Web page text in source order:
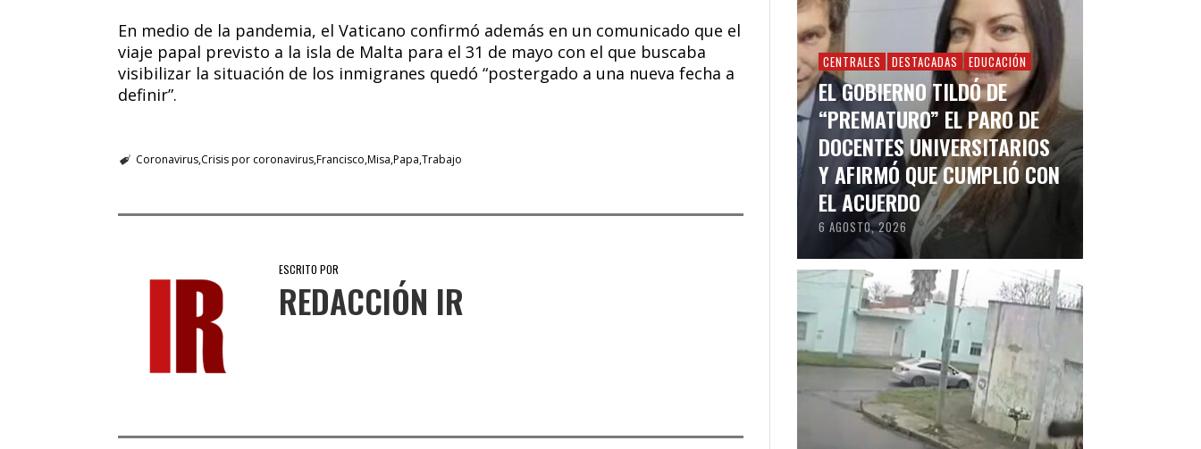
En medio de la pandemia, el Vaticano confirmó además en un comunicado que el
viaje papal previsto a la isla de Malta para el 31 de mayo con el que buscaba
visibilizar la situación de los inmigranes quedó “postergado a una nueva fecha a
definir”.
CoronavirusCrisis por coronavirusFrancisco Misa Papa Trabajo
ESCRITO POR
REDACCIÓN IR
CENTRALES DESTACADAS EDUCACIÓN
EL GOBIERNO TILDÓ DE
“PREMATURO” EL PARO DE
DOCENTES UNIVERSITARIOS
Y AFIRMÓ QUE CUMPLIÓ CON
EL ACUERDO
6 AGOSTO, 2026